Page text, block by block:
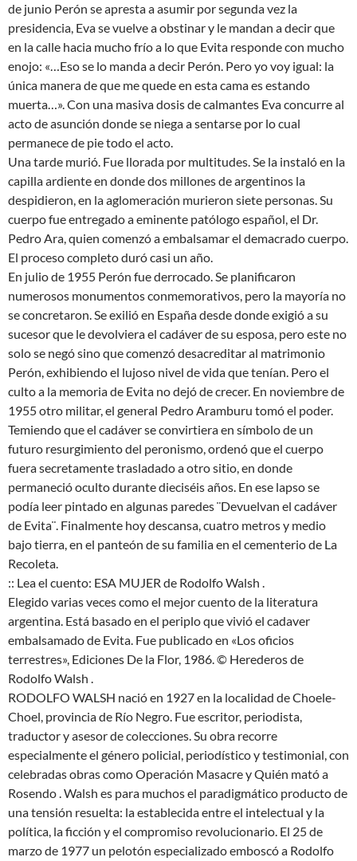
de junio Perón se apresta a asumir por segunda vez la
presidencia, Eva se vuelve a obstinar y le mandan a decir que
en la calle hacia mucho frío a lo que Evita responde con mucho
enojo: «…Eso se lo manda a decir Perón. Pero yo voy igual: la
única manera de que me quede en esta cama es estando
muerta…». Con una masiva dosis de calmantes Eva concurre al
acto de asunción donde se niega a sentarse por lo cual
permanece de pie todo el acto.
Una tarde murió. Fue llorada por multitudes. Se la instaló en la
capilla ardiente en donde dos millones de argentinos la
despidieron, en la aglomeración murieron siete personas. Su
cuerpo fue entregado a eminente patólogo español, el Dr.
Pedro Ara, quien comenzó a embalsamar el demacrado cuerpo.
El proceso completo duró casi un año.
En julio de 1955 Perón fue derrocado. Se planificaron
numerosos monumentos conmemorativos, pero la mayoría no
se concretaron. Se exilió en España desde donde exigió a su
sucesor que le devolviera el cadáver de su esposa, pero este no
solo se negó sino que comenzó desacreditar al matrimonio
Perón, exhibiendo el lujoso nivel de vida que tenían. Pero el
culto a la memoria de Evita no dejó de crecer. En noviembre de
1955 otro militar, el general Pedro Aramburu tomó el poder.
Temiendo que el cadáver se convirtiera en símbolo de un
futuro resurgimiento del peronismo, ordenó que el cuerpo
fuera secretamente trasladado a otro sitio, en donde
permaneció oculto durante dieciséis años. En ese lapso se
podía leer pintado en algunas paredes ¨Devuelvan el cadáver
de Evita¨. Finalmente hoy descansa, cuatro metros y medio
bajo tierra, en el panteón de su familia en el cementerio de La
Recoleta.
:: Lea el cuento: ESA MUJER de Rodolfo Walsh .
Elegido varias veces como el mejor cuento de la literatura
argentina. Está basado en el periplo que vivió el cadaver
embalsamado de Evita. Fue publicado en «Los oficios
terrestres», Ediciones De la Flor, 1986. © Herederos de
Rodolfo Walsh .
RODOLFO WALSH nació en 1927 en la localidad de Choele-
Choel, provincia de Río Negro. Fue escritor, periodista,
traductor y asesor de colecciones. Su obra recorre
especialmente el género policial, periodístico y testimonial, con
celebradas obras como Operación Masacre y Quién mató a
Rosendo . Walsh es para muchos el paradigmático producto de
una tensión resuelta: la establecida entre el intelectual y la
política, la ficción y el compromiso revolucionario. El 25 de
marzo de 1977 un pelotón especializado emboscó a Rodolfo